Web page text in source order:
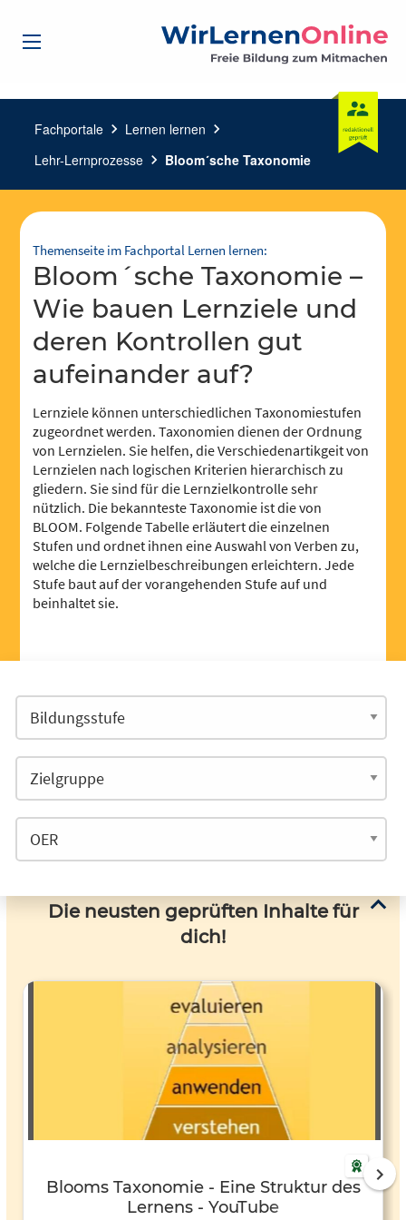
Fachportale chevron_right Lernen lernen chevron_right
Lehr-Lernprozesse chevron_right Bloom´sche Taxonomie
Themenseite im Fachportal Lernen lernen:
Bloom´sche Taxonomie –
Wie bauen Lernziele und
deren Kontrollen gut
aufeinander auf?
Lernziele können unterschiedlichen Taxonomiestufen
zugeordnet werden. Taxonomien dienen der Ordnung
von Lernzielen. Sie helfen, die Verschiedenartikgeit von
Lernzielen nach logischen Kriterien hierarchisch zu
gliedern. Sie sind für die Lernzielkontrolle sehr
nützlich. Die bekannteste Taxonomie ist die von
BLOOM. Folgende Tabelle erläutert die einzelnen
Stufen und ordnet ihnen eine Auswahl von Verben zu,
welche die Lernzielbeschreibungen erleichtern. Jede
Stufe baut auf der vorangehenden Stufe auf und
beinhaltet sie.
Die neusten geprüften Inhalte für
dich!
Blooms Taxonomie - Eine Struktur des
Lernens - YouTube